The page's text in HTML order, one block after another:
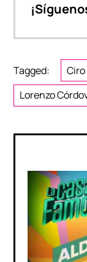
Tagged:
Lorenzo